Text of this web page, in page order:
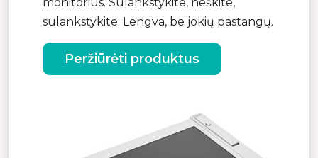
sulankstykite. Lengva, be jokių pastangų.
Peržiūrėti produktus